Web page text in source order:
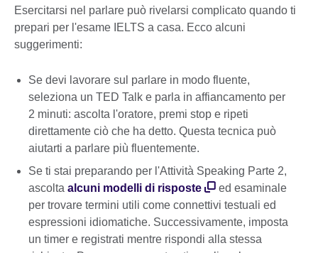
Esercitarsi nel parlare può rivelarsi complicato quando ti
prepari per l'esame IELTS a casa. Ecco alcuni
suggerimenti:
Se devi lavorare sul parlare in modo fluente,
seleziona un TED Talk e parla in affiancamento per
2 minuti: ascolta l'oratore, premi stop e ripeti
direttamente ciò che ha detto. Questa tecnica può
aiutarti a parlare più fluentemente.
Se ti stai preparando per l'Attività Speaking Parte 2,
ascolta alcuni modelli di risposte
ed esaminale
per trovare termini utili come connettivi testuali ed
espressioni idiomatiche. Successivamente, imposta
un timer e registrati mentre rispondi alla stessa